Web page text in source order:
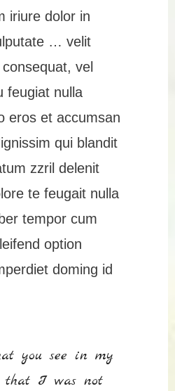
iriure dolor in
… velit
vel
feugiat nulla
eros et accumsan
qui blandit
zzril delenit
te feugait nulla
tempor cum
option
doming id
you see in my
that I was not